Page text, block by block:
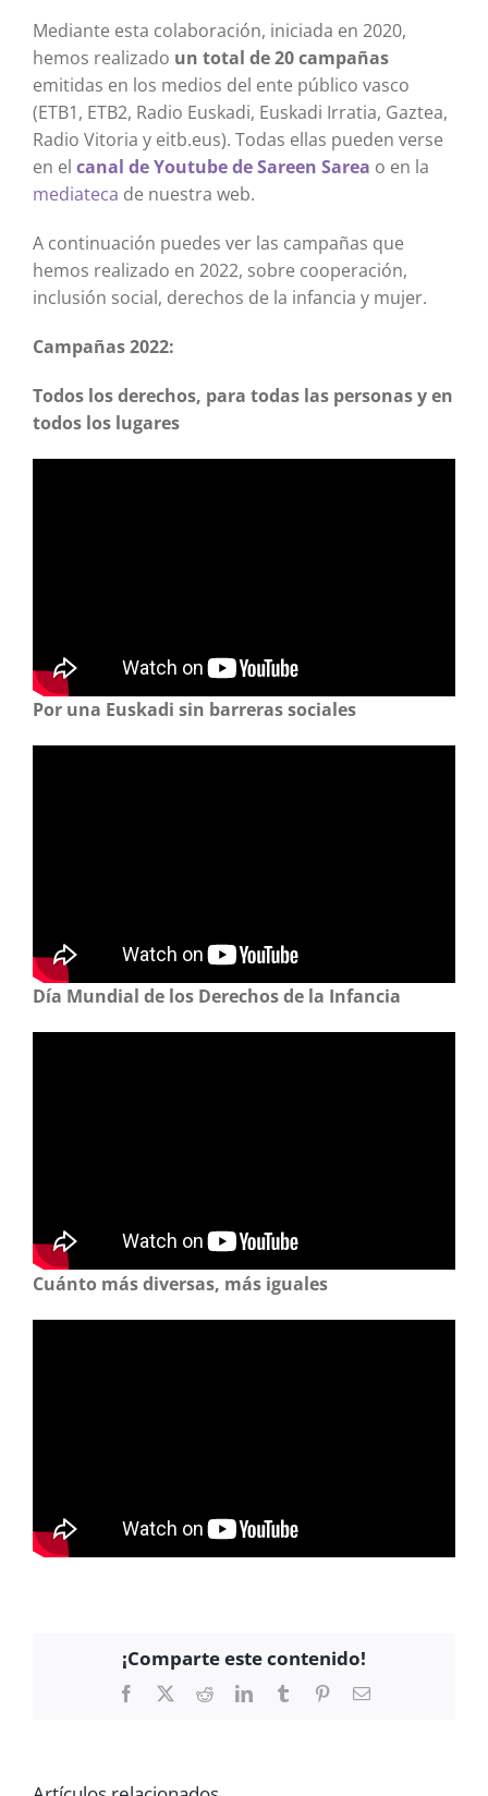
Mediante esta colaboración, iniciada en 2020,
hemos realizado un total de 20 campañas
emitidas en los medios del ente público vasco
(ETB1, ETB2, Radio Euskadi, Euskadi Irratia, Gaztea,
Radio Vitoria y eitb.eus). Todas ellas pueden verse
en el canal de Youtube de Sareen Sarea o en la
mediateca de nuestra web.
A continuación puedes ver las campañas que
hemos realizado en 2022, sobre cooperación,
inclusión social, derechos de la infancia y mujer.
Campañas 2022:
Todos los derechos, para todas las personas y en
todos los lugares
Por una Euskadi sin barreras sociales
Día Mundial de los Derechos de la Infancia
Cuánto más diversas, más iguales
¡Comparte este contenido!
Facebook RedditLinkedInTumblr PinterestCorreo